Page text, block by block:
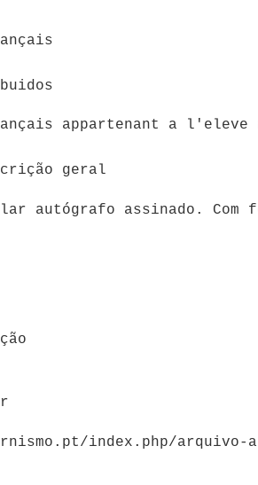
appartenant a
geral
autógrafo assinado.
index.php/arquivo-